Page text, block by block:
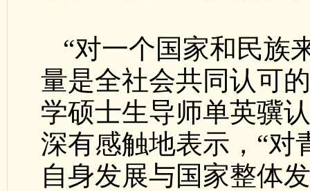
“对一个国家和民族
量是全社会共同认可
学硕士生导师单英骥
深有感触地表示，“对
自身发展与国家整体